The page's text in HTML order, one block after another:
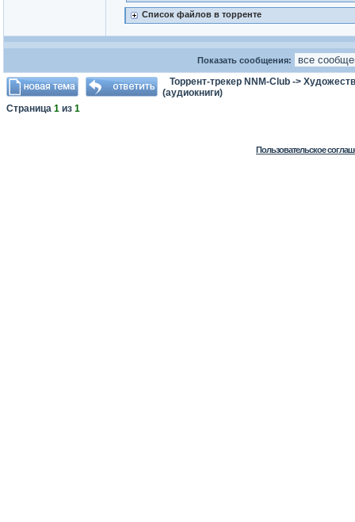
Список файлов в торренте
Показать сообщения:
Торрент-трекер NNM-Club ->
(аудиокниги)
Страница 1 из 1
Пользовательское